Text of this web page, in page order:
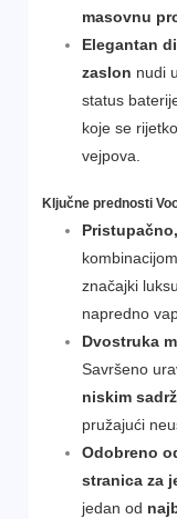
masovnu
Elegantan
zaslon nudi
status
koje se
vejpova.
Ključne prednosti
značajki
napredno
Dvostruka
Savršeno
niskim
pružajući
Odobreno
stranica za
jedan od